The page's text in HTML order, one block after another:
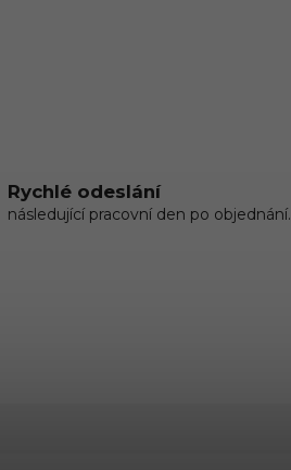
Rychlé odeslání
následující pracovní den po objednání.